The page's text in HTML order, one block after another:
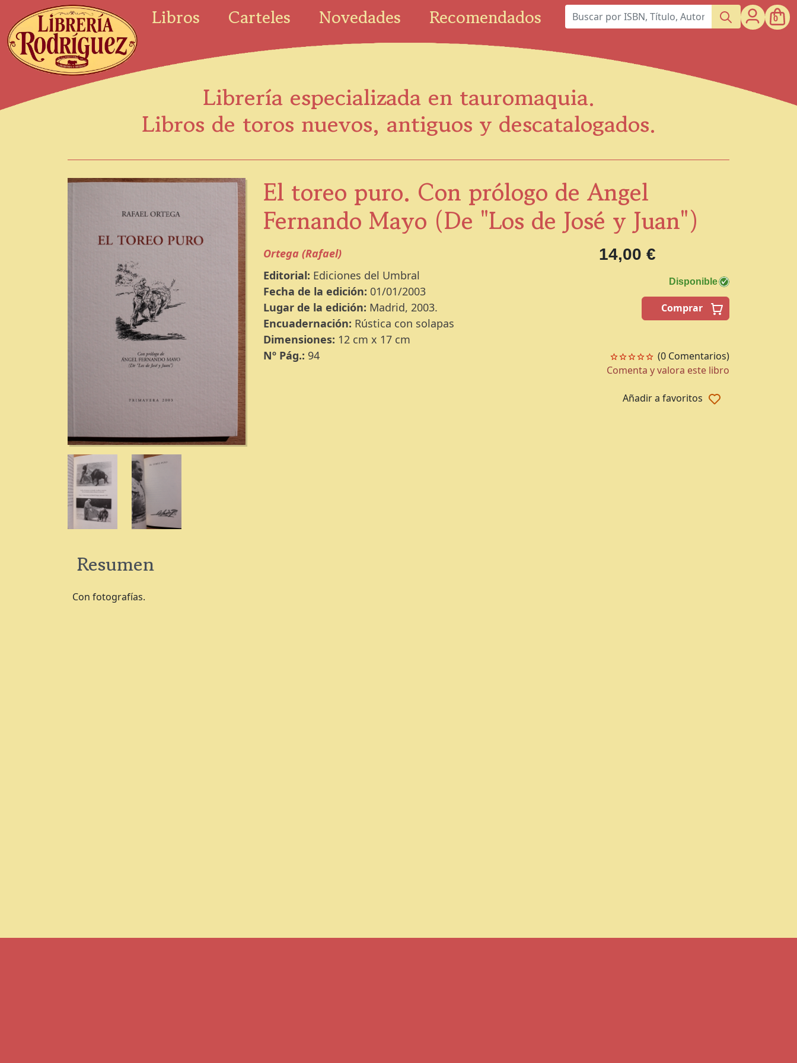
Libros Carteles Novedades Recomendados 0
Librería especializada en tauromaquia.
Libros de toros nuevos, antiguos y descatalogados.
El toreo puro. Con prólogo de Angel
Fernando Mayo (De "Los de José y Juan")
Ortega (Rafael) 14,00 €
Disponible
Comprar
(0 Comentarios)
Comenta y valora este libro
Añadir a favoritos
Editorial: Ediciones del Umbral
Fecha de la edición: 01/01/2003
Lugar de la edición: Madrid, 2003.
Encuadernación: Rústica con solapas
Dimensiones: 12 cm x 17 cm
Nº Pág.: 94
Resumen
Con fotografías.